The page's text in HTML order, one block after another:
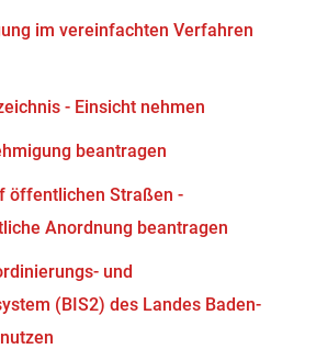
im vereinfachten Verfahren
- Einsicht nehmen
beantragen
öffentlichen Straßen -
Anordnung beantragen
und
(BIS2) des Landes Baden-